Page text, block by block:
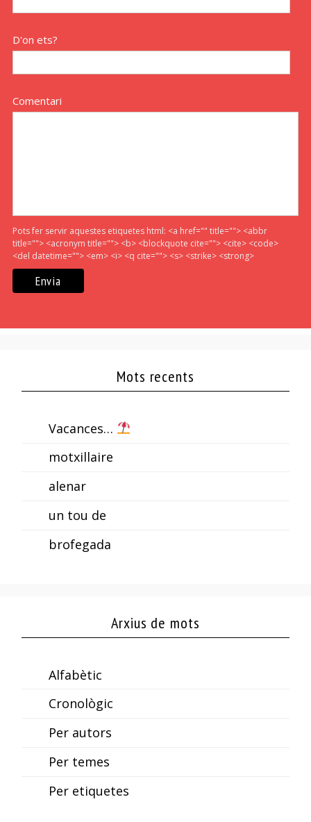
D'on ets?
Comentari
Pots fer servir aquestes etiquetes html: <a href="" title=""> <abbr
title=""> <acronym title=""> <b> <blockquote cite=""> <cite> <code>
<del datetime=""> <em> <i> <q cite=""> <s> <strike> <strong>
Mots recents
Vacances…
motxillaire
alenar
un tou de
brofegada
Arxius de mots
Alfabètic
Cronològic
Per autors
Per temes
Per etiquetes